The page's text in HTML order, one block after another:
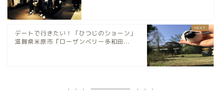
デートで行きたい！「ひつじのショーン」
滋賀県米原市『ローザンベリー多和田...